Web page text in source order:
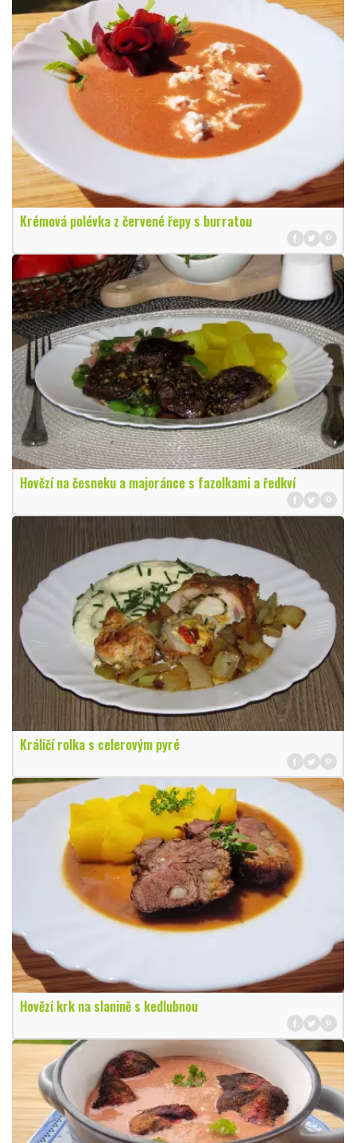
Krémová polévka z červené řepy s burratou
Hovězí na česneku a majoránce s fazolkami a ředkví
Králičí rolka s celerovým pyré
Hovězí krk na slanině s kedlubnou